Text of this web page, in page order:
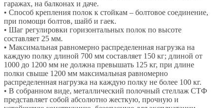
гаражах, на балконах и даче.
• Способ крепления полок к стойкам – болтовое соединение,
при помощи болтов, шайб и гаек.
• Шаг регулировки горизонтальных полок по высоте
составляет 25 мм.
• Максимальная равномерно распределенная нагрузка на
каждую полку длиной 700 мм составляет 150 кг; длиной от
1000 до 1200 мм не должна превышать 125 кг, при длине
полки свыше 1200 мм максимальная равномерно
распределенная нагрузка на каждую полку не более 100 кг.
• В собранном виде, металлический полочный стеллаж СТФ
представляет собой абсолютно жесткую, прочную и